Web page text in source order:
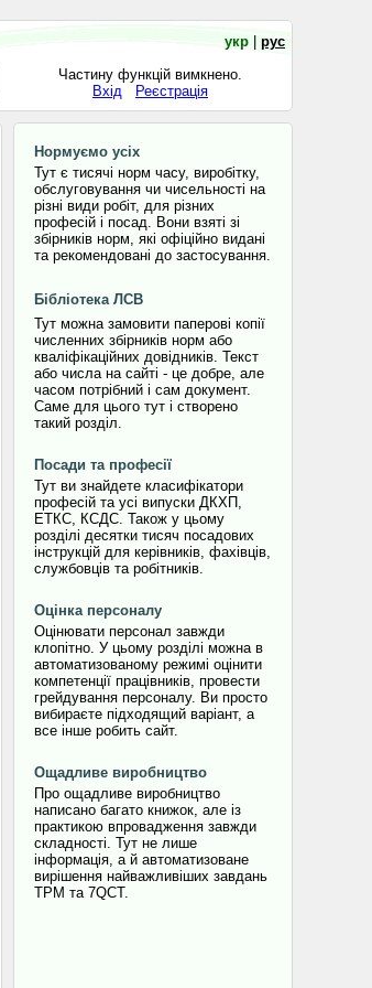
укр
рус
Частину функцій вимкнено.
Вхід
Реєстрація
Нормуємо усіх
Тут є тисячі норм часу, виробітку,
обслуговування чи чисельності на
різні види робіт, для різних
професій і посад. Вони взяті зі
збірників норм, які офіційно видані
та рекомендовані до застосування.
Бібліотека ЛСВ
Тут можна замовити паперові копії
численних збірників норм або
кваліфікаційних довідників. Текст
або числа на сайті - це добре, але
часом потрібний і сам документ.
Саме для цього тут і створено
такий розділ.
Посади та професії
Тут ви знайдете класифікатори
професій та усі випуски ДКХП,
ЕТКС, КСДС. Також у цьому
розділі десятки тисяч посадових
інструкцій для керівників, фахівців,
службовців та робітників.
Оцінка персоналу
Оцінювати персонал завжди
клопітно. У цьому розділі можна в
автоматизованому режимі оцінити
компетенції працівників, провести
грейдування персоналу. Ви просто
вибираєте підходящий варіант, а
все інше робить сайт.
Ощадливе виробництво
Про ощадливе виробництво
написано багато книжок, але із
практикою впровадження завжди
складності. Тут не лише
інформація, а й автоматизоване
вирішення найважливіших завдань
TPM та 7QCT.